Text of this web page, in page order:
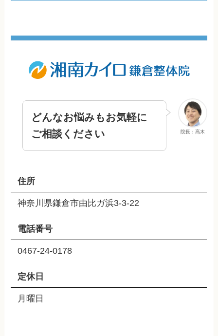
院長：高木
どんなお悩みもお気軽に
ご相談ください
住所
神奈川県鎌倉市由比ガ浜3-3-22
電話番号
0467-24-0178
定休日
月曜日